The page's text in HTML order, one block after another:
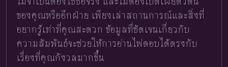
ของคุณหรืออีกฝ่าย เพียงเล่าสถานการณ์และสิ่งที่
อยากรู้เท่าที่คุณสะดวก ข้อมูลที่ชัดเจนเกี่ยวกับ
ความสัมพันธ์จะช่วยให้การอ่านไพ่ตอบได้ตรงกับ
เรื่องที่คุณกังวลมากขึ้น